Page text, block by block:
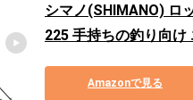
シマノ(SHIMANO) ロ
225 手持ちの釣り向け
Amazonで見る